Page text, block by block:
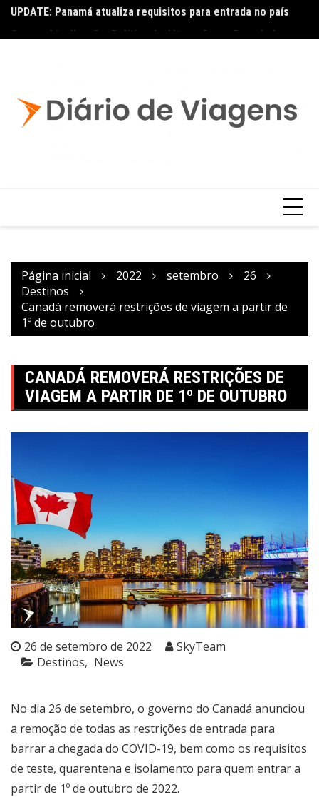
UPDATE: Panamá atualiza requisitos para entrada no país
Copa – Atualização: Política de Alterações e Reembolsos
por Doença ou Falecimento
Página inicial 2022 setembro
26
Destinos
Canadá removerá restrições de viagem a partir de
1º de outubro
CANADÁ REMOVERÁ RESTRIÇÕES DE
VIAGEM A PARTIR DE 1º DE OUTUBRO
26 de setembro de 2022
SkyTeam
Destinos
News
No dia 26 de setembro, o governo do Canadá anunciou
a remoção de todas as restrições de entrada para
barrar a chegada do COVID-19, bem como os requisitos
de teste, quarentena e isolamento para quem entrar a
partir de 1º de outubro de 2022.